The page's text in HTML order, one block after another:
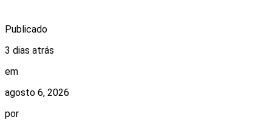
Publicado
3 dias atrás
em
agosto 6, 2026
por